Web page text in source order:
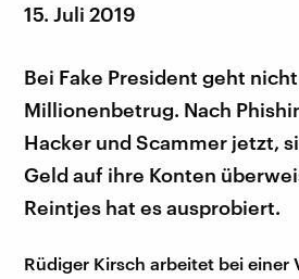
15. Juli 2019
Bei Fake President geht
Millionenbetrug. Nach
Hacker und Scammer jetzt,
Geld auf ihre Konten
Reintjes hat es ausprobiert.
Rüdiger Kirsch arbeitet bei einer